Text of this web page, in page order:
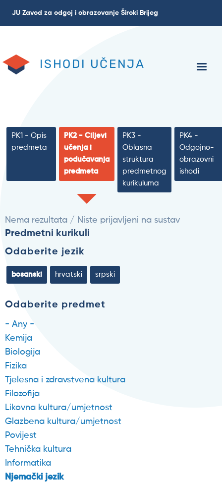
JU Zavod za odgoj i obrazovanje Široki Brijeg
ISHODI UČENJA
PK1 - Opis
predmeta
PK2 - Ciljevi
učenja i
podučavanja
predmeta
PK3 -
Oblasna
struktura
predmetnog
kurikuluma
PK4 -
Odgojno-
obrazovni
ishodi
Nema rezultata / Niste prijavljeni na sustav
Predmetni kurikuli
Odaberite jezik
bosanski hrvatski srpski
Odaberite predmet
- Any -
Kemija
Biologija
Fizika
Tjelesna i zdravstvena kultura
Filozofija
Likovna kultura/umjetnost
Glazbena kultura/umjetnost
Povijest
Tehnička kultura
Informatika
Njemački jezik